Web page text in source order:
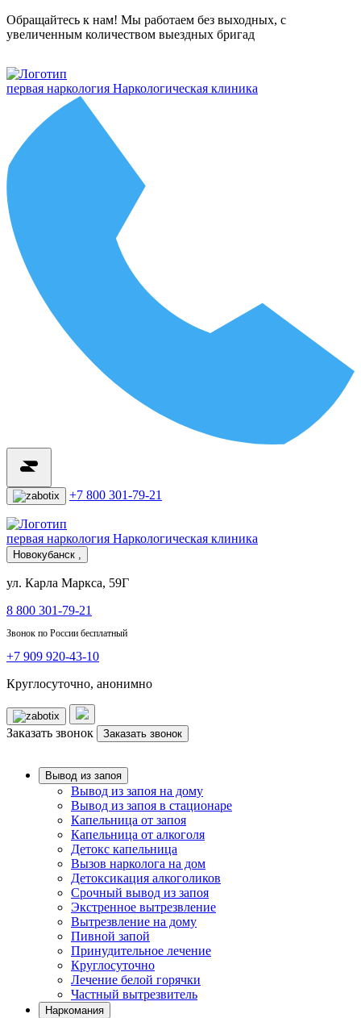
Обращайтесь к нам! Мы работаем без выходных, с
увеличенным количеством выездных бригад
первая наркология Наркологическая клиника
+7 800 301-79-21
первая наркология Наркологическая клиника
Новокубанск ,
ул. Карла Маркса, 59Г
8 800 301-79-21
Звонок по России бесплатный
+7 909 920-43-10
Круглосуточно, анонимно
Заказать звонок Заказать звонок
Вывод из запоя
Вывод из запоя на дому
Вывод из запоя в стационаре
Капельница от запоя
Капельница от алкоголя
Детокс капельница
Вызов нарколога на дом
Детоксикация алкоголиков
Срочный вывод из запоя
Экстренное вытрезвление
Вытрезвление на дому
Пивной запой
Принудительное лечение
Круглосуточно
Лечение белой горячки
Частный вытрезвитель
Наркомания